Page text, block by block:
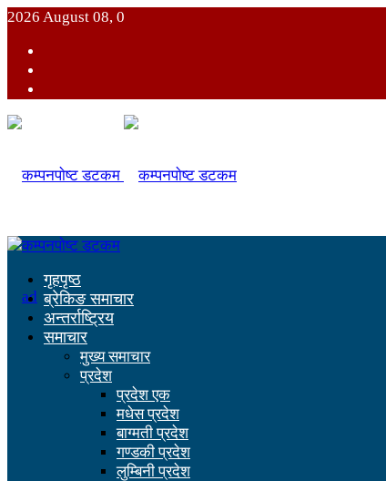
2026 August 08, 0
गृहपृष्ठ
ब्रेकिङ समाचार
अन्तर्राष्ट्रिय
समाचार
मुख्य समाचार
प्रदेश
प्रदेश एक
मधेस प्रदेश
बाग्मती प्रदेश
गण्डकी प्रदेश
लुम्बिनी प्रदेश